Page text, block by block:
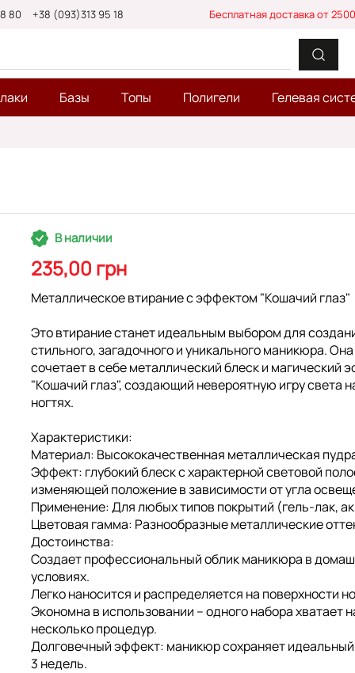
80 +38 (093)313 95 18 Бесплатная доставка от
Базы Топы Полигели Гелевая
В наличии
235,00 грн
Металлическое втирание с эффектом "Кошачий глаз"
Это втирание станет идеальным выбором для
стильного, загадочного и уникального маникюра. Она
сочетает в себе металлический блеск и магический
"Кошачий глаз", создающий невероятную игру света
ногтях.
Характеристики:
Материал: Высококачественная металлическая
Эффект: глубокий блеск с характерной световой
изменяющей положение в зависимости от угла
Применение: Для любых типов покрытий (гель-лак,
Цветовая гамма: Разнообразные металлические
Достоинства:
Создает профессиональный облик маникюра в
условиях.
Легко наносится и распределяется на поверхности
Экономна в использовании – одного набора хватает
несколько процедур.
Долговечный эффект: маникюр сохраняет
3 недель.